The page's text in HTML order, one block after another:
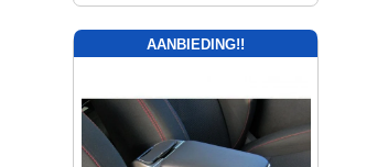
AANBIEDING!!